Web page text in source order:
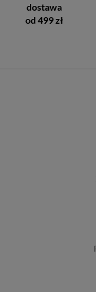
dostawa
od 499 zł